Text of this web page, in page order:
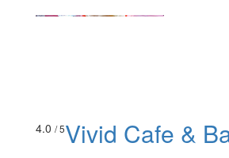
4.0 / 5Vivid Cafe &